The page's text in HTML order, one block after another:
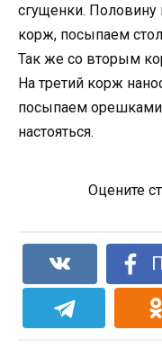
сгущенки.
корж, посыпаем
Так же со вторым
На третий корж
посыпаем
настояться.
Оцените